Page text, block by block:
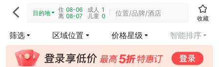
 目的地 住 08-06
离 08-07
成人 1
儿童 0 位置/品牌/酒店
收藏
筛选 区域位置 价格星级 智能排序